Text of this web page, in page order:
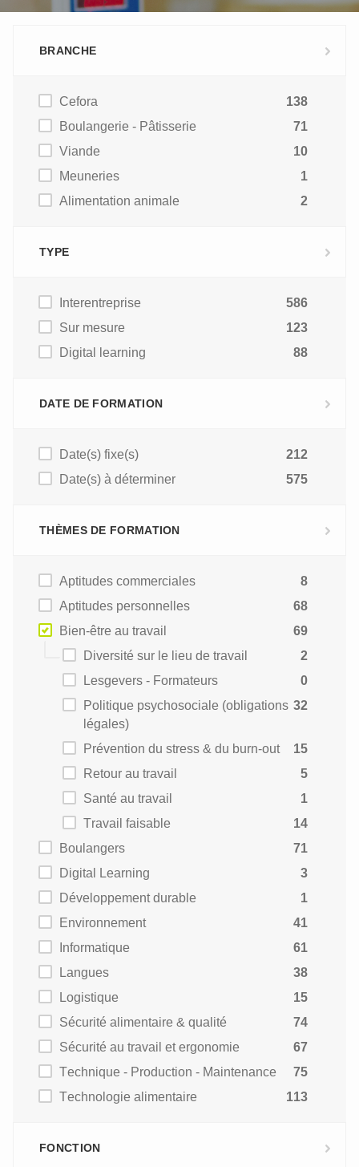
BRANCHE
Cefora
138
Boulangerie - Pâtisserie
71
Viande
10
Meuneries
1
Alimentation animale
2
TYPE
Interentreprise
586
Sur mesure
123
Digital learning
88
DATE DE FORMATION
Date(s) fixe(s)
212
Date(s) à déterminer
575
THÈMES DE FORMATION
Aptitudes commerciales
8
Aptitudes personnelles
68
Bien-être au travail
69
Diversité sur le lieu de travail
2
Lesgevers - Formateurs
0
Politique psychosociale (obligations
légales)
32
Prévention du stress & du burn-out
15
Retour au travail
5
Santé au travail
1
Travail faisable
14
Boulangers
71
Digital Learning
3
Développement durable
1
Environnement
41
Informatique
61
Langues
38
Logistique
15
Sécurité alimentaire & qualité
74
Sécurité au travail et ergonomie
67
Technique - Production - Maintenance
75
Technologie alimentaire
113
FONCTION